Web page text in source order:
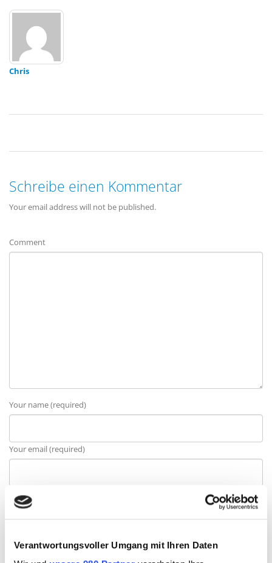
Verantwortungsvoller Umgang mit Ihren Daten
Chris
Schreibe einen Kommentar
Your email address will not be published.
Comment
Your name (required)
Your email (required)
Website